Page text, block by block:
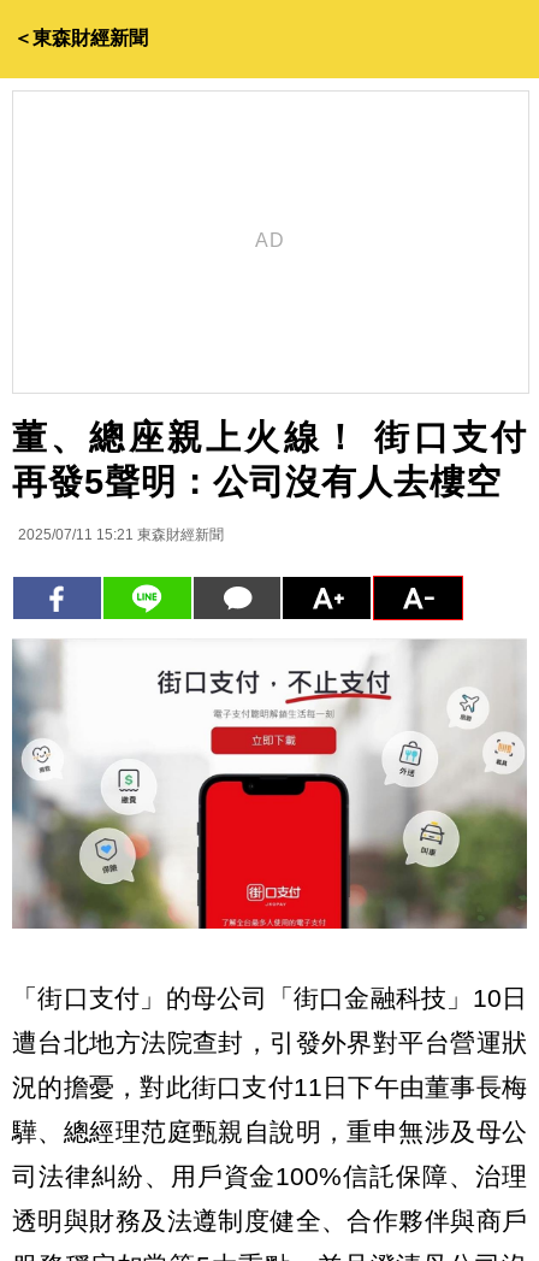
＜東森財經新聞
董、總座親上火線！ 街口支付
再發5聲明：公司沒有人去樓空
2025/07/11 15:21 東森財經新聞
「街口支付」的母公司「街口金融科技」10日
遭台北地方法院查封，引發外界對平台營運狀
況的擔憂，對此街口支付11日下午由董事長梅
驊、總經理范庭甄親自說明，重申無涉及母公
司法律糾紛、用戶資金100%信託保障、治理
透明與財務及法遵制度健全、合作夥伴與商戶